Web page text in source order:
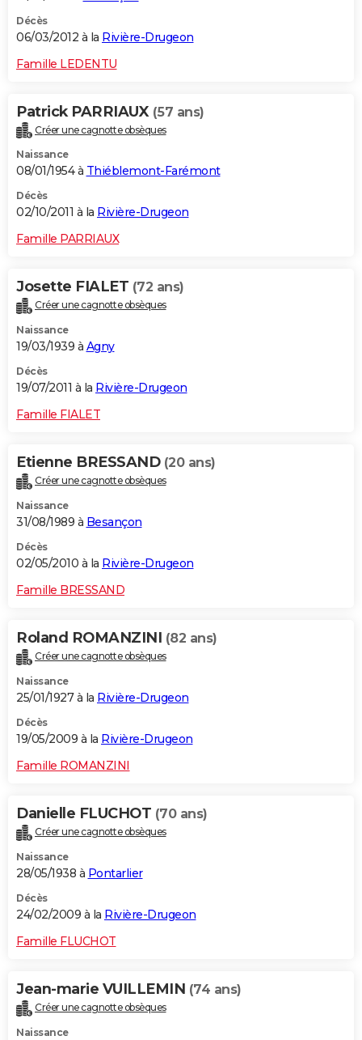
Décès
06/03/2012 à la Rivière-Drugeon
Famille LEDENTU
Patrick PARRIAUX (57 ans)
Créer une cagnotte obsèques
Naissance
08/01/1954 à Thiéblemont-Farémont
Décès
02/10/2011 à la Rivière-Drugeon
Famille PARRIAUX
Josette FIALET (72 ans)
Créer une cagnotte obsèques
Naissance
19/03/1939 à Agny
Décès
19/07/2011 à la Rivière-Drugeon
Famille FIALET
Etienne BRESSAND (20 ans)
Créer une cagnotte obsèques
Naissance
31/08/1989 à Besançon
Décès
02/05/2010 à la Rivière-Drugeon
Famille BRESSAND
Roland ROMANZINI (82 ans)
Créer une cagnotte obsèques
Naissance
25/01/1927 à la Rivière-Drugeon
Décès
19/05/2009 à la Rivière-Drugeon
Famille ROMANZINI
Danielle FLUCHOT (70 ans)
Créer une cagnotte obsèques
Naissance
28/05/1938 à Pontarlier
Décès
24/02/2009 à la Rivière-Drugeon
Famille FLUCHOT
Jean-marie VUILLEMIN (74 ans)
Créer une cagnotte obsèques
Naissance